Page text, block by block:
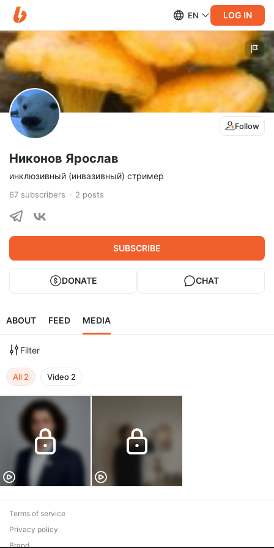
EN LOG IN
Follow
Никонов Ярослав
инклюзивный (инвазивный) стример
67 subscribers 2 posts
SUBSCRIBE
DONATE CHAT
ABOUT FEED MEDIA
Filter
All 2 Video 2
Terms of service
Privacy policy
Brand